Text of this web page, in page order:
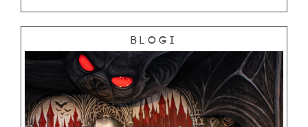
Blogi